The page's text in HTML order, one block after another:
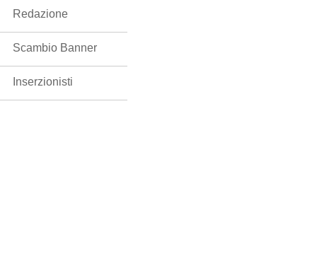
Redazione
Scambio Banner
Inserzionisti